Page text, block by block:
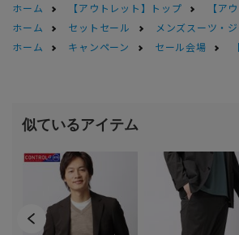
ホーム 【アウトレット】トップ 【ア
ホーム
セットセール
メンズスーツ・
ホーム
キャンペーン セール会場